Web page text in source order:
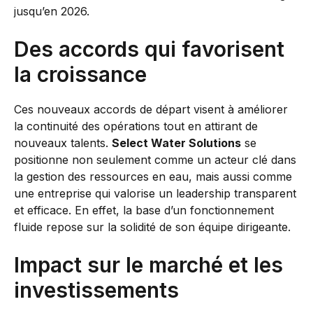
jusqu’en 2026.
Des accords qui favorisent
la croissance
Ces nouveaux accords de départ visent à améliorer
la continuité des opérations tout en attirant de
nouveaux talents. Select Water Solutions se
positionne non seulement comme un acteur clé dans
la gestion des ressources en eau, mais aussi comme
une entreprise qui valorise un leadership transparent
et efficace. En effet, la base d’un fonctionnement
fluide repose sur la solidité de son équipe dirigeante.
Impact sur le marché et les
investissements